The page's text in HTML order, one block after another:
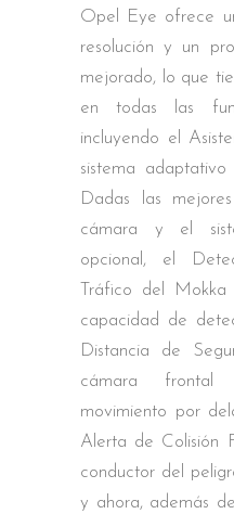
Opel Eye ofrece
resolución y un
mejorado, lo que
en todas las
incluyendo el
sistema
Dadas las
cámara y el
opcional, el
Tráfico del
capacidad de
Distancia de
cámara
movimiento por
Alerta de Colisión
conductor del
y ahora, además